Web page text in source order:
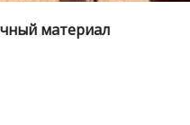
материал